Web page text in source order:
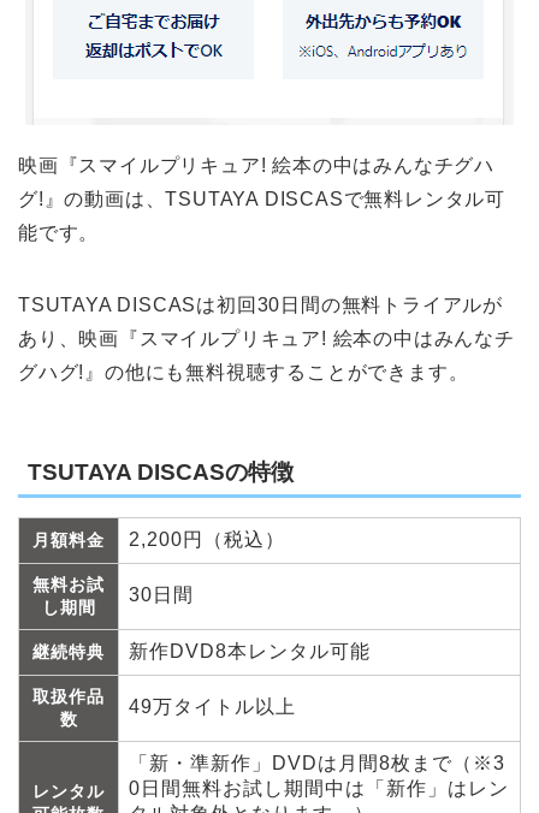
映画『スマイルプリキュア! 絵本の中はみんなチグハ
グ!』の動画は、TSUTAYA DISCASで無料レンタル可
能です。
TSUTAYA DISCASは初回30日間の無料トライアルが
あり、映画『スマイルプリキュア! 絵本の中はみんなチ
グハグ!』の他にも無料視聴することができます。
TSUTAYA DISCASの特徴
月額料金 2,200円（税込）
無料お試
し期間
30日間
継続特典 新作DVD8本レンタル可能
取扱作品
数
49万タイトル以上
レンタル
「新・準新作」DVDは月間8枚まで（※3
0日間無料お試し期間中は「新作」はレン